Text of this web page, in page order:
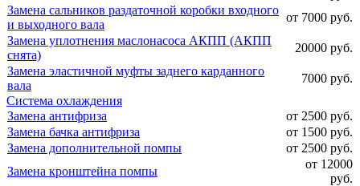
Замена сальников раздаточной коробки входного
и выходного вала
от 7000 руб.
Замена уплотнения маслонасоса АКПП (АКПП
снята)
20000 руб.
Замена эластичной муфты заднего карданного
вала
7000 руб.
Система охлаждения
Замена антифриза
от 2500 руб.
Замена бачка антифриза
от 1500 руб.
Замена дополнительной помпы
от 2500 руб.
Замена кронштейна помпы
от 12000
руб.